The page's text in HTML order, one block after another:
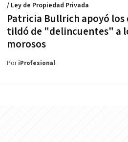
Patricia Bullrich apoyó los
tildó de "delincuentes" a
morosos
/ Ley de Propiedad Privada
PoriProfesional